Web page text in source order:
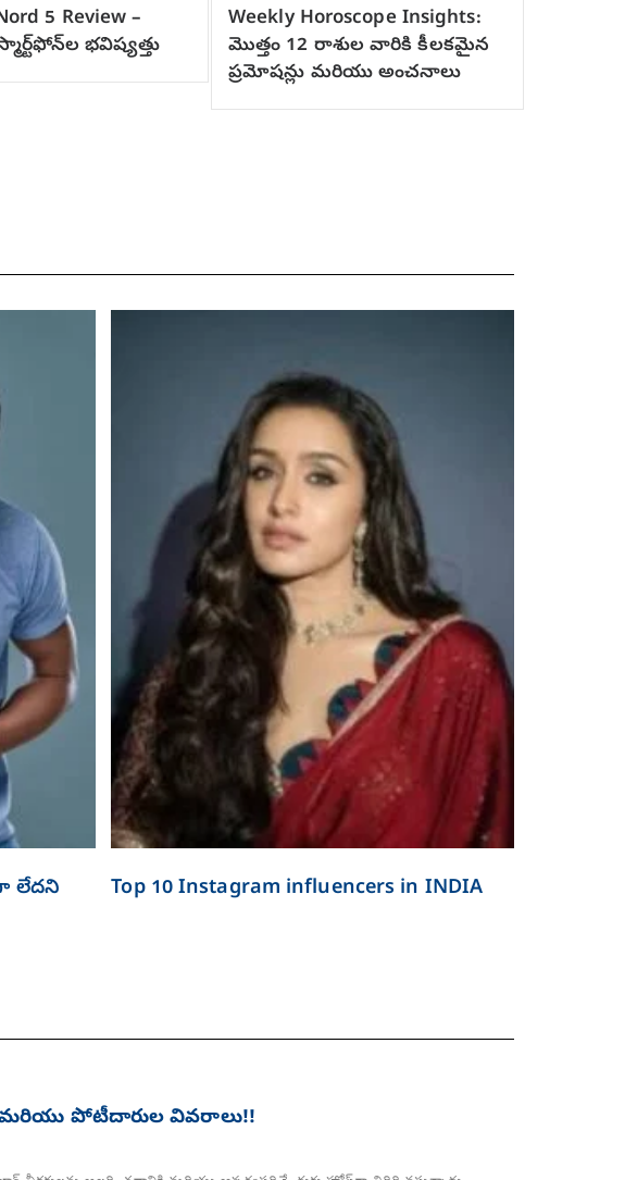
5 Review –
భవిష్యత్తు
Weekly Horoscope Insights:
మొత్తం 12 రాశుల వారికి కీలకమైన
ప్రమోషన్లు మరియు అంచనాలు
లేదని
Top 10 Instagram influencers in INDIA
మరియు పోటీదారుల వివరాలు!!